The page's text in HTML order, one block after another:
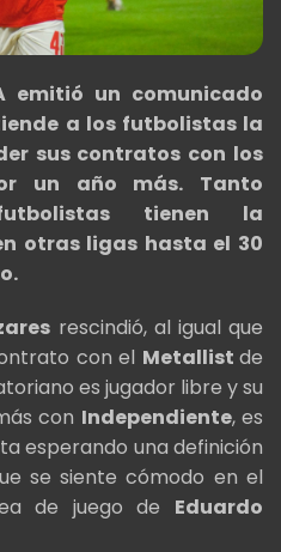
emitió un comunicado
a los futbolistas la
sus contratos con los
un año más. Tanto
tienen la
otras ligas hasta el 30
rescindió, al igual que
con el Metallistde
es jugador libre y su
con Independiente, es
esperando una definición
se siente cómodo en el
de juego de Eduardo